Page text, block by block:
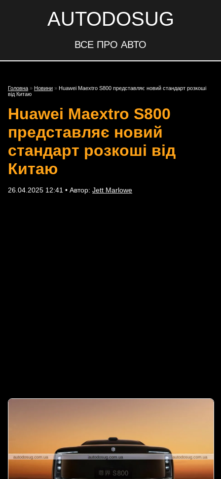
AUTODOSUG
ВСЕ ПРО АВТО
Головна » Новини » Huawei Maextro S800 представляє новий стандарт розкоші
від Китаю
Huawei Maextro S800
представляє новий
стандарт розкоші від
Китаю
26.04.2025 12:41 • Автор: Jett Marlowe